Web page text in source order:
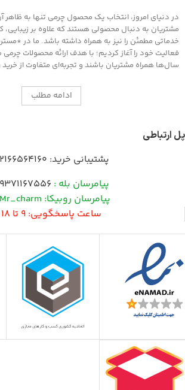
در دنیای امروز، انتخاب یک محصول چرمی تنها به
مشتریان به دنبال محصولی هستند که علاوه بر زیبایی،
خدماتی مطمئن را نیز به همراه داشته باشد. ما در
فعالیت خود را آغاز کردیم؛ با هدف ارائه محصولات چرمی
سال‌ها همراه مشتریان باشند و تجربه‌ای متفاوت از خرید
ادامه مطلب
پل ارتباطی
پشتیبانی خرید:
پیامرسان بله :
پیامرسان روبیکا: Mr_charm@
ساعت پاسخگویی: 9 تا 18